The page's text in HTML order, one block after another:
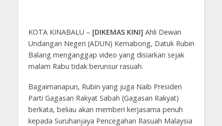
KOTA KINABALU – [DIKEMAS KINI] Ahli Dewan
Undangan Negeri (ADUN) Kemabong, Datuk Rubin
Balang menganggap video yang disiarkan sejak
malam Rabu tidak berunsur rasuah.
Bagaimanapun, Rubin yang juga Naib Presiden
Parti Gagasan Rakyat Sabah (Gagasan Rakyat)
berkata, beliau akan memberi kerjasama penuh
kepada Suruhanjaya Pencegahan Rasuah Malaysia